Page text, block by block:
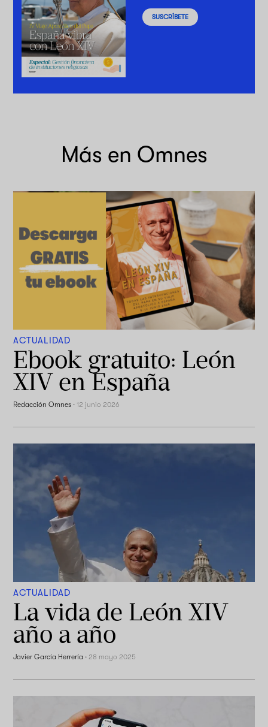
SUSCRÍBETE
Más en Omnes
ACTUALIDAD
Ebook gratuito: León
XIV en España
Redacción Omnes ·12 junio 2026
ACTUALIDAD
La vida de León XIV
año a año
Javier García Herrería ·28 mayo 2025